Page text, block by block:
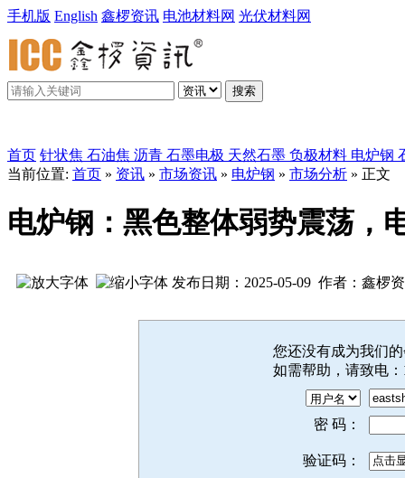
手机版 English 鑫椤资讯 电池材料网 光伏材料网
搜索
首页 针状焦 石油焦 沥青 石墨电极 天然石墨 负极材料 电炉钢
当前位置: 首页 » 资讯 » 市场资讯 » 电炉钢 » 市场分析 » 正文
电炉钢：黑色整体弱势震荡，
发布日期：2025-05-09 作者：鑫椤
您还没有成为我们
如需帮助，请致电：
密 码：
验证码：